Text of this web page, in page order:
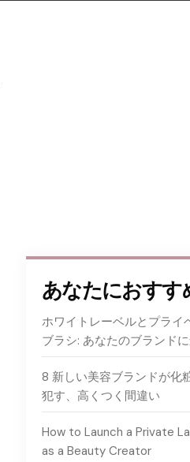
あなたにおすす
ホワイトレーベルとプライ
ブラシ: あなたのブランド
8 新しい美容ブランドが化
犯す、高くつく間違い
How to Launch a Private
as a Beauty Creator